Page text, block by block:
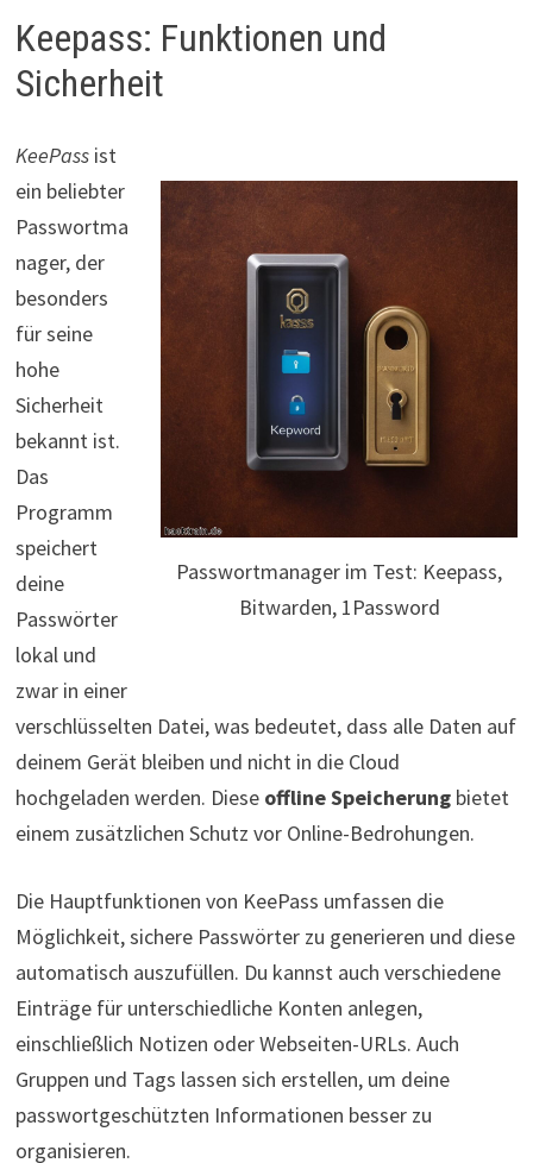
Keepass: Funktionen und
Sicherheit
Passwortmanager im Test: Keepass,
Bitwarden, 1Password
KeePassist
ein beliebter
Passwortma
nager, der
besonders
für seine
hohe
Sicherheit
bekannt ist.
Das
Programm
speichert
deine
Passwörter
lokal und
zwar in einer
verschlüsselten Datei, was bedeutet, dass alle Daten auf
deinem Gerät bleiben und nicht in die Cloud
hochgeladen werden. Diese offline Speicherungbietet
einem zusätzlichen Schutz vor Online-Bedrohungen.
Die Hauptfunktionen von KeePass umfassen die
Möglichkeit, sichere Passwörter zu generieren und diese
automatisch auszufüllen. Du kannst auch verschiedene
Einträge für unterschiedliche Konten anlegen,
einschließlich Notizen oder Webseiten-URLs. Auch
Gruppen und Tags lassen sich erstellen, um deine
passwortgeschützten Informationen besser zu
organisieren.